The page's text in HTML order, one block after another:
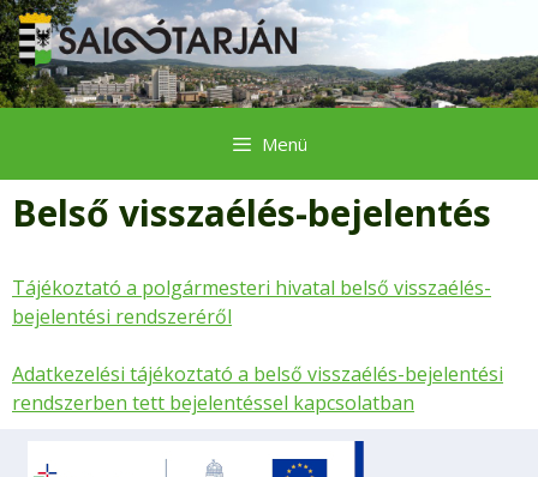
Kilépés
a
tartalomba
Menü
Belső visszaélés-bejelentés
Tájékoztató a polgármesteri hivatal belső visszaélés-
bejelentési rendszeréről
Adatkezelési tájékoztató a belső visszaélés-bejelentési
rendszerben tett bejelentéssel kapcsolatban